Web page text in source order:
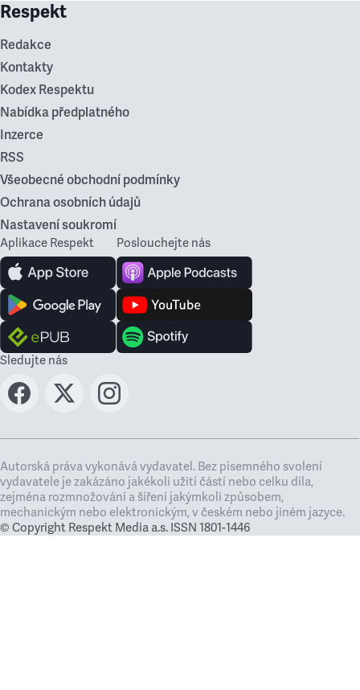
Respekt
Redakce
Kontakty
Kodex Respektu
Nabídka předplatného
Inzerce
RSS
Všeobecné obchodní podmínky
Ochrana osobních údajů
Nastavení soukromí
Aplikace Respekt Poslouchejte nás
Sledujte nás
Autorská práva vykonává vydavatel. Bez písemného svolení
vydavatele je zakázáno jakékoli užití částí nebo celku díla,
zejména rozmnožování a šíření jakýmkoli způsobem,
mechanickým nebo elektronickým, v českém nebo jiném jazyce.
© Copyright Respekt Media a.s. ISSN 1801-1446